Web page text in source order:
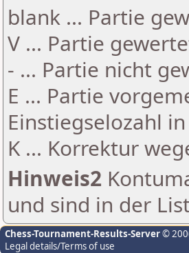
blank ... Partie
V ... Partie
- ... Partie nicht
E ... Partie
Einstiegselozahl
K ... Korrektur
Hinweis2
und sind in der
Chess-Tournament-Results-Server©
Legal details/Terms of use